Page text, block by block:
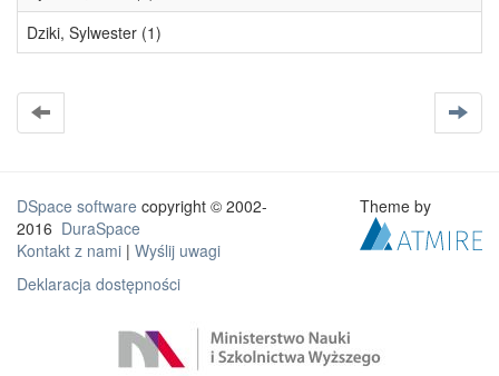
Dziki, Sylwester (1)
DSpace software copyright © 2002-
2016 DuraSpace
Kontakt z nami | Wyślij uwagi
Deklaracja dostępności
Theme by